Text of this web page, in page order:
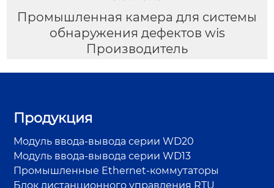
Промышленная камера для системы
обнаружения дефектов wis
Производитель
Продукция
Модуль ввода-вывода серии WD20
Модуль ввода-вывода серии WD13
Промышленные Ethernet-коммутаторы
Блок дистанционного управления RTU